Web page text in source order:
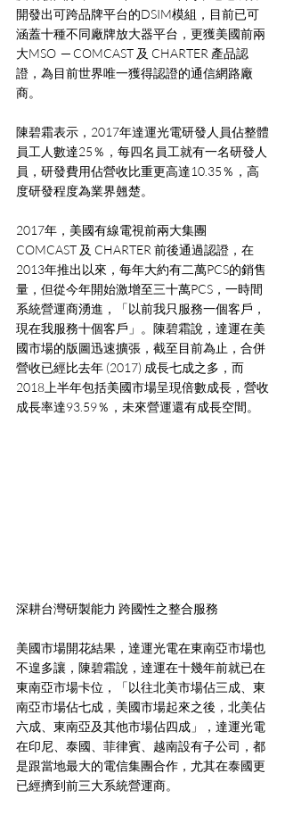
開發出可跨品牌平台的DSIM模組，目前已可
涵蓋十種不同廠牌放大器平台，更獲美國前兩
大MSO  ─ COMCAST 及 CHARTER 產品認
證，為目前世界唯一獲得認證的通信網路廠
商。
陳碧霜表示，2017年達運光電研發人員佔整體
員工人數達25％，每四名員工就有一名研發人
員，研發費用佔營收比重更高達10.35％，高
度研發程度為業界翹楚。
2017年，美國有線電視前兩大集團
COMCAST 及 CHARTER 前後通過認證，在
2013年推出以來，每年大約有二萬PCS的銷售
量，但從今年開始激增至三十萬PCS，一時間
系統營運商湧進，「以前我只服務一個客戶，
現在我服務十個客戶」。陳碧霜說，達運在美
國市場的版圖迅速擴張，截至目前為止，合併
營收已經比去年 (2017) 成長七成之多，而
2018上半年包括美國市場呈現倍數成長，營收
成長率達93.59％，未來營運還有成長空間。
深耕台灣研製能力 跨國性之整合服務
美國市場開花結果，達運光電在東南亞市場也
不遑多讓，陳碧霜說，達運在十幾年前就已在
東南亞市場卡位，「以往北美市場佔三成、東
南亞市場佔七成，美國市場起來之後，北美佔
六成、東南亞及其他市場佔四成」，達運光電
在印尼、泰國、菲律賓、越南設有子公司，都
是跟當地最大的電信集團合作，尤其在泰國更
已經擠到前三大系統營運商。